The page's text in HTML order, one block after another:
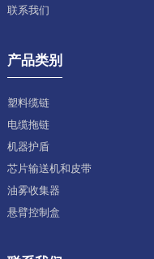
联系我们
产品类别
塑料缆链
电缆拖链
机器护盾
芯片输送机和皮带
油雾收集器
悬臂控制盒